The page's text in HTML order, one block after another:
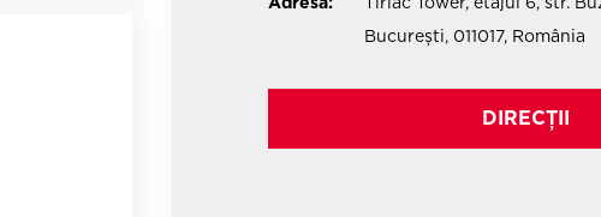
București, 011017, România
DIRECȚII